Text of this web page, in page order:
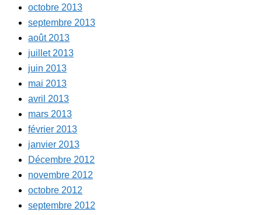
octobre 2013
septembre 2013
août 2013
juillet 2013
juin 2013
mai 2013
avril 2013
mars 2013
février 2013
janvier 2013
Décembre 2012
novembre 2012
octobre 2012
septembre 2012